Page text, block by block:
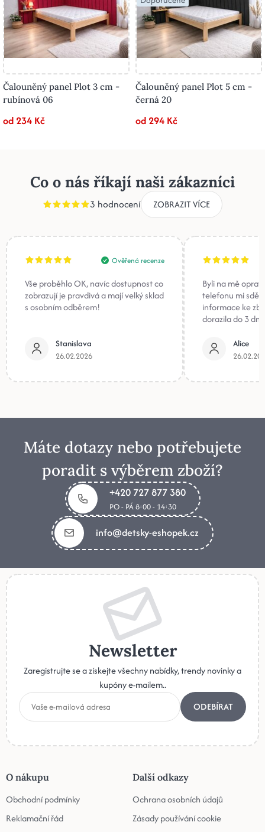
Čalouněný panel Plot 3 cm -
rubínová 06
od 234 Kč
Čalouněný panel Plot 5 cm -
černá 20
od 294 Kč
Co o nás říkají naši zákazníci
3 hodnocení ZOBRAZIT VÍCE
Ověřená recenze
Vše proběhlo OK, navíc dostupnost co
zobrazují je pravdivá a mají velký sklad
s osobním odběrem!
Stanislava
26.02.2026
Byli na mě
telefonu mi
informace ke
dorazila do 3
Alice
Máte dotazy nebo potřebujete
poradit s výběrem zboží?
+420 727 877 380
PO - PÁ 8:00 - 14:30
info@detsky-eshopek.cz
Newsletter
Zaregistrujte se a získejte všechny nabídky, trendy novinky a
kupóny e-mailem..
ODEBÍRAT
O nákupu
Obchodní podmínky
Reklamační řád
Další odkazy
Ochrana osobních údajů
Zásady používání cookie